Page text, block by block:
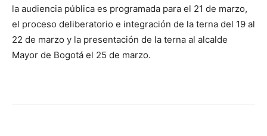
la audiencia pública es programada para el 21 de marzo,
el proceso deliberatorio e integración de la terna del 19 al
22 de marzo y la presentación de la terna al alcalde
Mayor de Bogotá el 25 de marzo.